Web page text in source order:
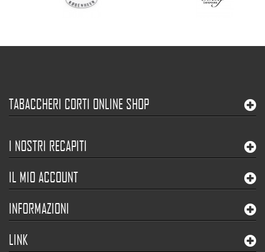
TABACCHERI CORTI ONLINE SHOP
I NOSTRI RECAPITI
IL MIO ACCOUNT
INFORMAZIONI
LINK